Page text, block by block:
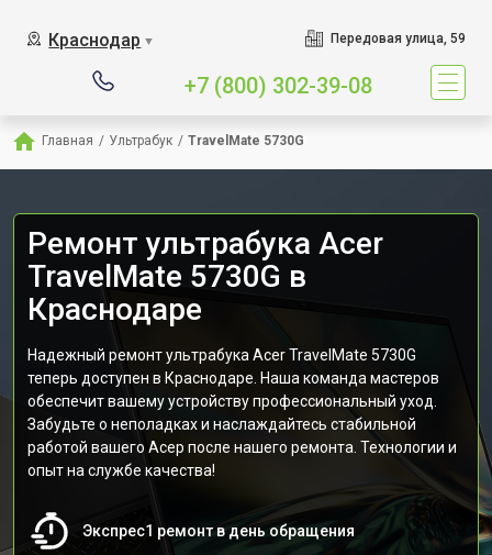
Краснодар ▼ Передовая улица, 59
+7 (800) 302-39-08
Главная / Ультрабук / TravelMate 5730G
Ремонт ультрабука Acer
TravelMate 5730G в
Краснодаре
Надежный ремонт ультрабука Acer TravelMate 5730G
теперь доступен в Краснодаре. Наша команда мастеров
обеспечит вашему устройству профессиональный уход.
Забудьте о неполадках и наслаждайтесь стабильной
работой вашего Асер после нашего ремонта. Технологии и
опыт на службе качества!
Экспрес1 ремонт в день обращения